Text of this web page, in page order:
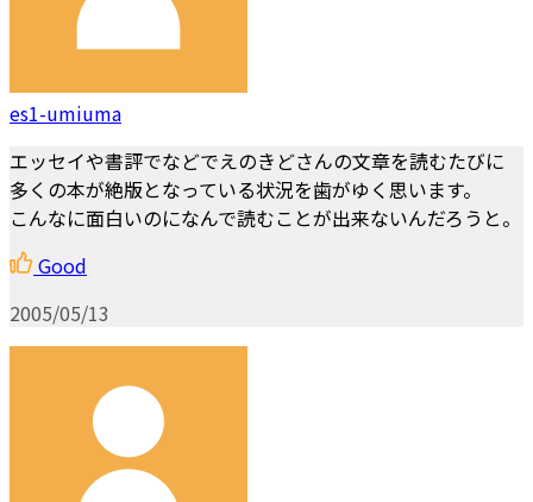
es1-umiuma
エッセイや書評でなどでえのきどさんの文章を読むたびに
多くの本が絶版となっている状況を歯がゆく思います。
こんなに面白いのになんで読むことが出来ないんだろうと。
Good
2005/05/13